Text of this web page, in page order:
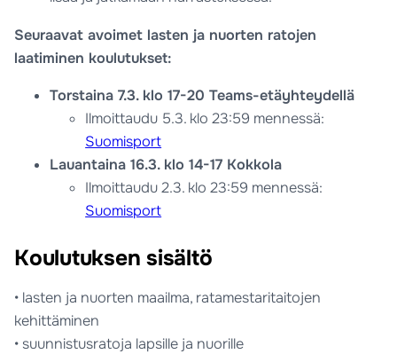
Seuraavat avoimet lasten ja nuorten ratojen
laatiminen koulutukset:
Torstaina 7.3. klo 17-20 Teams-etäyhteydellä
Ilmoittaudu 5.3. klo 23:59 mennessä:
Suomisport
Lauantaina 16.3. klo 14-17 Kokkola
Ilmoittaudu 2.3. klo 23:59 mennessä:
Suomisport
Koulutuksen sisältö
• lasten ja nuorten maailma, ratamestaritaitojen
kehittäminen
• suunnistusratoja lapsille ja nuorille